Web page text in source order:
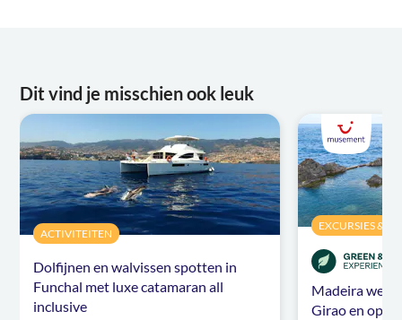
Dit vind je misschien ook leuk
ACTIVITEITEN
Dolfijnen en walvissen spotten in
Funchal met luxe catamaran all
inclusive
EXCURSIES &
Madeira
Girao en